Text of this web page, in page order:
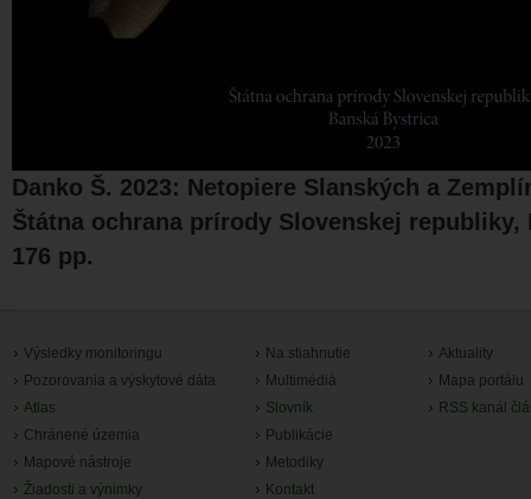
Danko Š. 2023: Netopiere Slanských a
Štátna ochrana prírody Slovenskej republiky,
176 pp.
Výsledky monitoringu
Pozorovania a výskytové dáta
Atlas
Chránené územia
Mapové nástroje
Žiadosti a výnimky
Na stiahnutie
Multimédiá
Slovník
Publikácie
Metodiky
Kontakt
Aktuality
Mapa portálu
RSS kanál